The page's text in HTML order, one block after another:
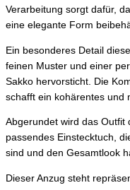
Verarbeitung sorgt dafür,
eine elegante Form
Ein besonderes Detail
feinen Muster und einer
Sakko hervorsticht. Die
schafft ein kohärentes und
Abgerundet wird das Outfit
passendes Einstecktuch,
sind und den Gesamtlook
Dieser Anzug steht